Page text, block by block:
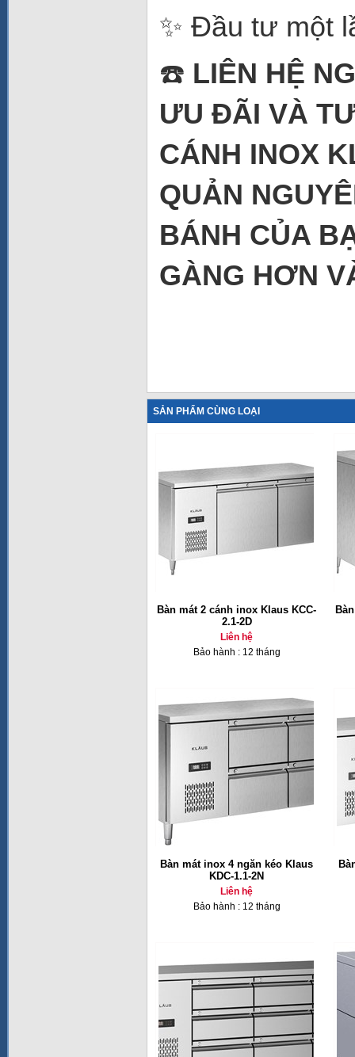
✨ Đầu tư một
☎️ LIÊN HỆ
ƯU ĐÃI VÀ
CÁNH INOX
QUẢN
BÁNH CỦA
GÀNG HƠN
SẢN PHẨM CÙNG LOẠI
Bàn mát 2 cánh inox Klaus KCC-
2.1-2D
Liên hệ
Bảo hành : 12 tháng
Bàn mát inox 4 ngăn kéo Klaus
KDC-1.1-2N
Liên hệ
Bảo hành : 12 tháng